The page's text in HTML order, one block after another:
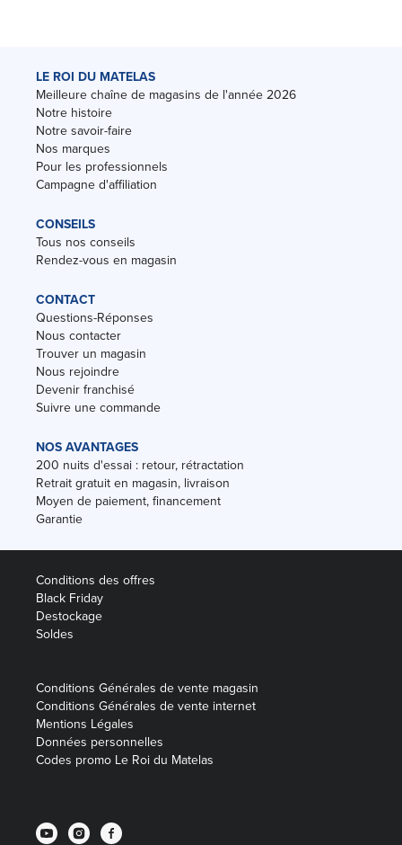
LE ROI DU MATELAS
Meilleure chaîne de magasins de l'année 2026
Notre histoire
Notre savoir-faire
Nos marques
Pour les professionnels
Campagne d'affiliation
CONSEILS
Tous nos conseils
Rendez-vous en magasin
CONTACT
Questions-Réponses
Nous contacter
Trouver un magasin
Nous rejoindre
Devenir franchisé
Suivre une commande
NOS AVANTAGES
200 nuits d'essai : retour, rétractation
Retrait gratuit en magasin, livraison
Moyen de paiement, financement
Garantie
Conditions des offres
Black Friday
Destockage
Soldes
Conditions Générales de vente magasin
Conditions Générales de vente internet
Mentions Légales
Données personnelles
Codes promo Le Roi du Matelas